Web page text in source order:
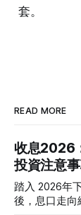
套。
READ MORE
收息2026
投資注意
踏入 2026年
後，息口走向